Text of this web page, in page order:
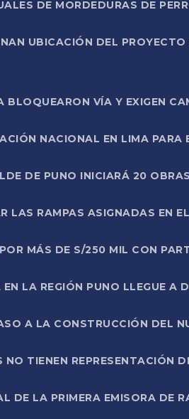
DE MORDEDURAS DE
UBICACIÓN DEL
VÍA Y EXIGEN
NACIONAL EN LIMA PARA
DE PUNO INICIARÁ 20
LAS RAMPAS ASIGNADAS EN
MÁS DE S/250 MIL CON
LA REGIÓN PUNO LLEGUE A
A LA CONSTRUCCIÓN DEL
TIENEN REPRESENTACIÓN
DE LA PRIMERA EMISORA DE